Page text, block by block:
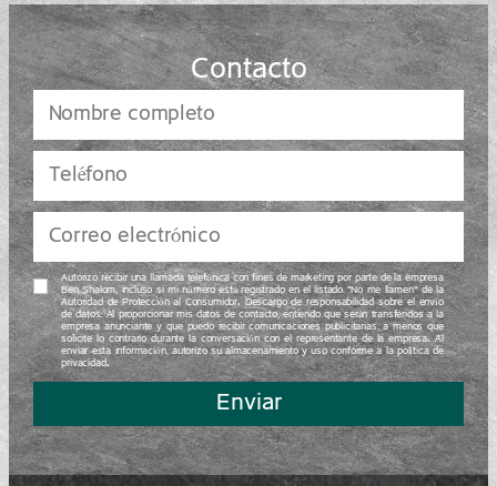
Contacto
Autorizo recibir una llamada telefónica con fines de marketing por parte de la empresa
Ben Shalom, incluso si mi número está registrado en el listado “No me llamen” de la
Autoridad de Protección al Consumidor. Descargo de responsabilidad sobre el envío
de datos: Al proporcionar mis datos de contacto, entiendo que serán transferidos a la
empresa anunciante y que puedo recibir comunicaciones publicitarias, a menos que
solicite lo contrario durante la conversación con el representante de la empresa. Al
enviar esta información, autorizo su almacenamiento y uso conforme a la política de
privacidad.
Enviar